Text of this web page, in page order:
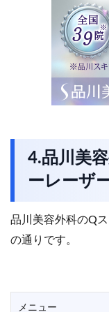
4.品川美
ーレーザ
品川美容外科のQ
の通りです。
メニュー